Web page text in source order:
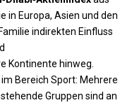
in Europa, Asien und den
indirekten Einfluss
Kontinente hinweg.
Bereich Sport: Mehrere
Gruppen sind an